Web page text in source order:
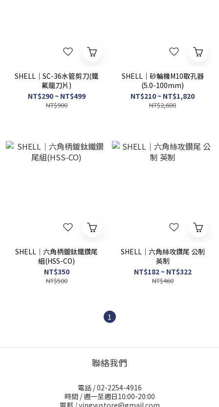
SHELL｜SC-36水管剪刀(鐵
氟龍刀片)
NT$290 ~ NT$499
NT$900
SHELL｜砂輪機M10取孔器
(5.0-100mm)
NT$210 ~ NT$1,820
NT$2,600
SHELL｜六角柄鍍鈦鐵鑽尾
組(HSS-CO)
NT$350
NT$500
SHELL｜六角絲攻鑽尾 公制
英制
NT$182 ~ NT$322
NT$460
1
聯絡我們
電話 / 02-2254-4916
時間 / 週一至週日10:00-20:00
電郵 / yingyustore@gmail.com